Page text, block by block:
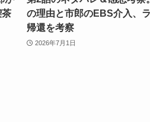
の理由と市郎のEBS介入、
帰還を考察
2026年7月1日